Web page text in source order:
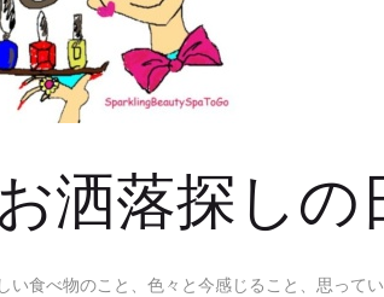
洒落探し
食べ物のこと、色々と今感じること、思って